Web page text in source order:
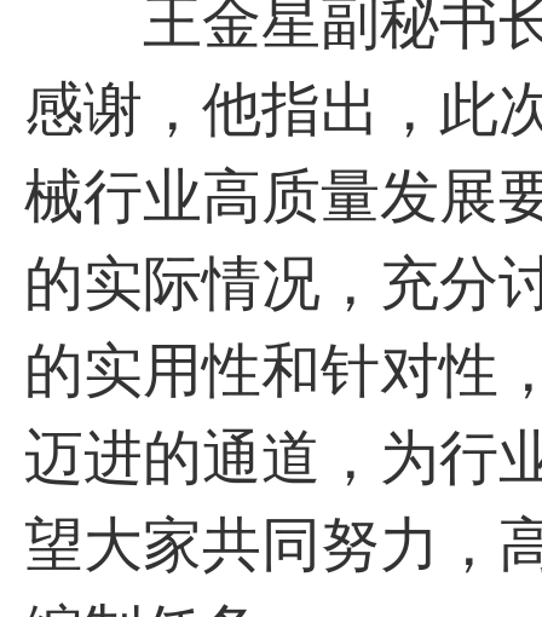
王金星副秘书长
感谢，他指出，此
械行业高质量发展
的实际情况，充分
的实用性和针对性
迈进的通道，为行
望大家共同努力，